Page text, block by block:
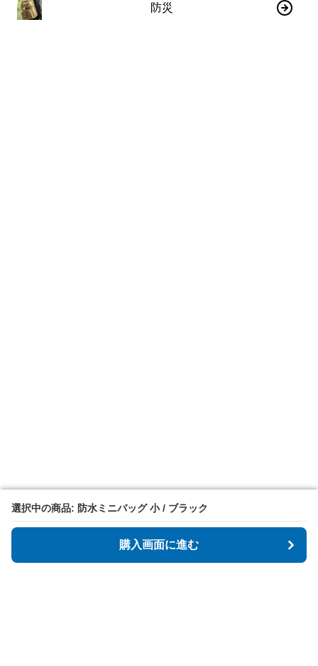
選択中の商品: 防水ミニバッグ 小 / ブラック
購入画面に進む
選択中の商品: 防水ミニバッグ 小 / ブラック
購入画面に進む
防災